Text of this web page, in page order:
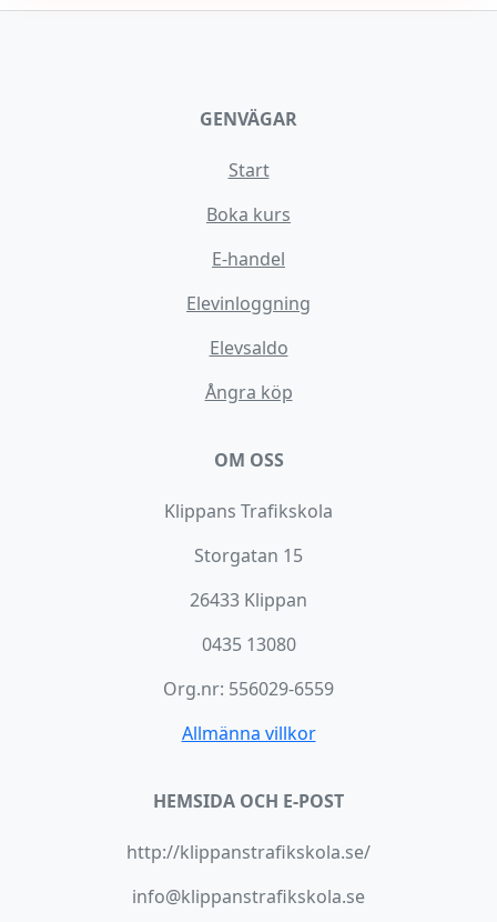
GENVÄGAR
Start
Boka kurs
E-handel
Elevinloggning
Elevsaldo
Ångra köp
OM OSS
Klippans Trafikskola
Storgatan 15
26433 Klippan
0435 13080
Org.nr: 556029-6559
Allmänna villkor
HEMSIDA OCH E-POST
http://klippanstrafikskola.se/
info@klippanstrafikskola.se